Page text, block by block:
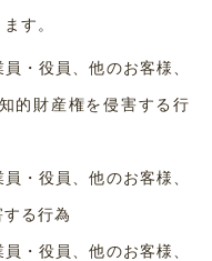
す。
・役員、他のお客様、
的財産権を侵害する行
・役員、他のお客様、
る行為
・役員、他のお客様、